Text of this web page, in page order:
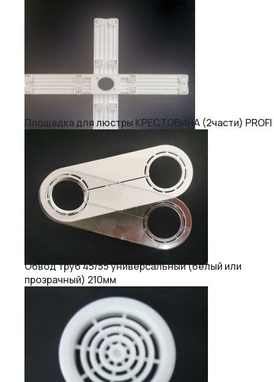
Площадка для люстры КРЕСТОВИНА (2части) PROFI
Обвод труб 45/55 универсальный (белый или
прозрачный) 210мм